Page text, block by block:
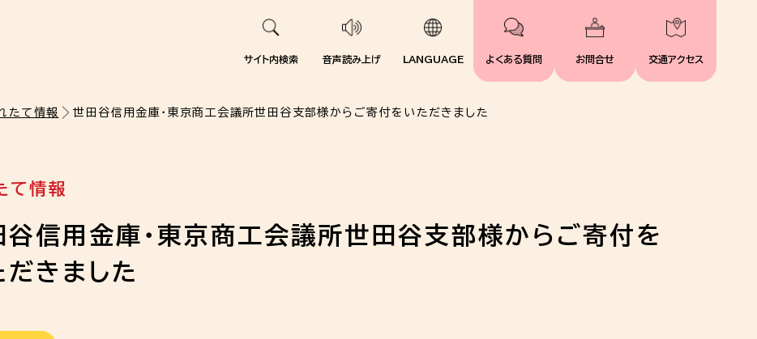
サイト内検索 音声読み上げ LANGUAGE よくある質問 お問合せ 交通アクセス
たて情報 世田谷信用金庫・東京商工会議所世田谷支部様からご寄付をいただきました
て情報
谷信用金庫・東京商工会議所世田谷支部様からご寄付を
だきました